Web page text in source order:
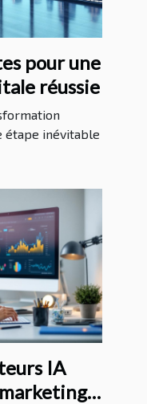
pour une
réussie
étape inévitable
IA